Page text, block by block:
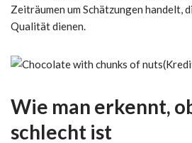
Zeiträumen um Schätzungen handelt,
Qualität dienen.
Wie man erkennt,
schlecht ist